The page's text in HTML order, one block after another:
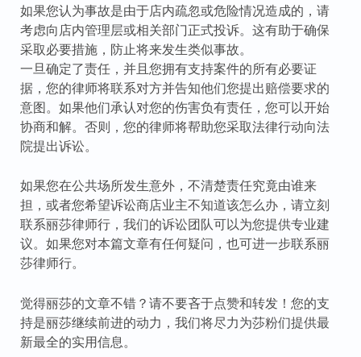
如果您认为事故是由于店内疏忽或危险情况造成的，请
考虑向店内管理层或相关部门正式投诉。这有助于确保
采取必要措施，防止将来发生类似事故。
一旦确定了责任，并且您拥有支持案件的所有必要证
据，您的律师将联系对方并告知他们您提出赔偿要求的
意图。如果他们承认对您的伤害负有责任，您可以开始
协商和解。否则，您的律师将帮助您采取法律行动向法
院提出诉讼。
如果您在公共场所发生意外，不清楚责任究竟由谁来
担，或者您希望诉讼商店业主不知道该怎么办，请立刻
联系丽莎律师行，我们的诉讼团队可以为您提供专业建
议。如果您对本篇文章有任何疑问，也可进一步联系丽
莎律师行。
觉得丽莎的文章不错？请不要吝于点赞和转发！您的支
持是丽莎继续前进的动力，我们将尽力为莎粉们提供最
新最全的实用信息。